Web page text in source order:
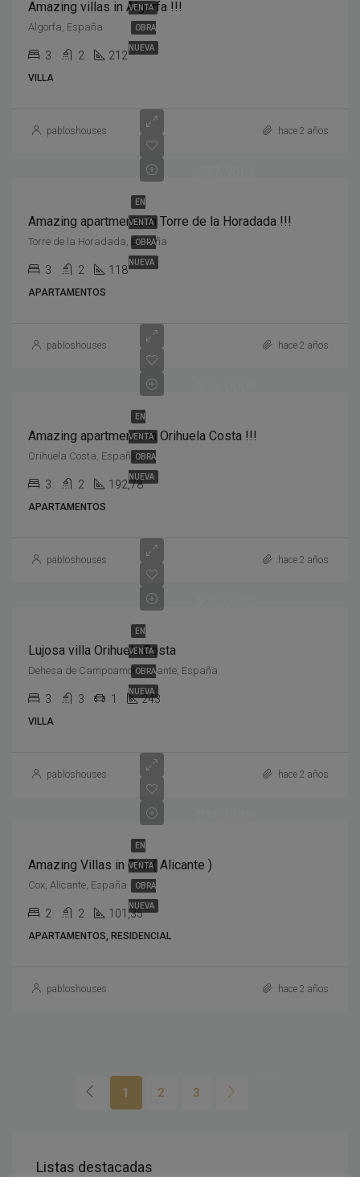
VENTA
OBRA
NUEVA
Amazing villas in Algorfa !!!
Algorfa, España
3 2 212
VILLA
pabloshouses hace 2 años
EN
VENTA
OBRA
NUEVA
Amazing apartments in Torre de la Horadada !!!
Torre de la Horadada, España
3 2 118
APARTAMENTOS
pabloshouses hace 2 años
EN
VENTA
OBRA
NUEVA
Amazing apartments in Orihuela Costa !!!
Orihuela Costa, España
3 2 192,78
APARTAMENTOS
pabloshouses hace 2 años
EN
VENTA
OBRA
NUEVA
Lujosa villa Orihuela Costa
Dehesa de Campoamor, Alicante, España
3 3 1 243
VILLA
pabloshouses hace 2 años
EN
VENTA
OBRA
NUEVA
Amazing Villas in Cox ( Alicante )
Cox, Alicante, España
2 2 101,35
APARTAMENTOS, RESIDENCIAL
pabloshouses hace 2 años
1 2 3
Listas destacadas